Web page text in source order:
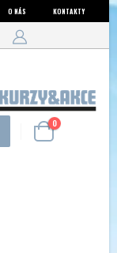
O NÁS KONTAKTY
0